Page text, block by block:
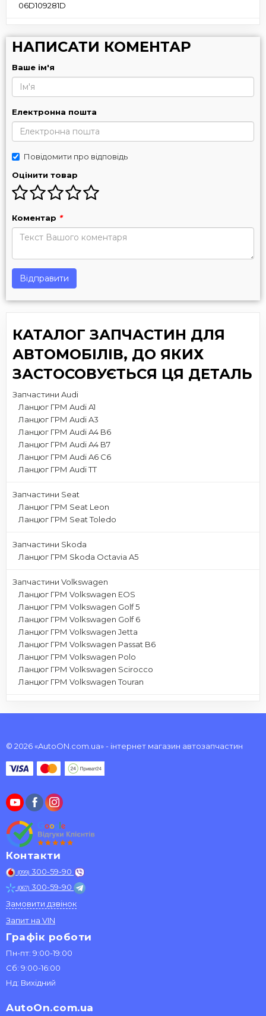
06D109281D
НАПИСАТИ КОМЕНТАР
Ваше ім'я
Електронна пошта
Повідомити про відповідь
Оцінити товар
Коментар *
Відправити
КАТАЛОГ ЗАПЧАСТИН ДЛЯ
АВТОМОБІЛІВ, ДО ЯКИХ
ЗАСТОСОВУЄТЬСЯ ЦЯ ДЕТАЛЬ
Запчастини Audi
Ланцюг ГРМ Audi A1
Ланцюг ГРМ Audi A3
Ланцюг ГРМ Audi A4 B6
Ланцюг ГРМ Audi A4 B7
Ланцюг ГРМ Audi A6 C6
Ланцюг ГРМ Audi TT
Запчастини Seat
Ланцюг ГРМ Seat Leon
Ланцюг ГРМ Seat Toledo
Запчастини Skoda
Ланцюг ГРМ Skoda Octavia A5
Запчастини Volkswagen
Ланцюг ГРМ Volkswagen EOS
Ланцюг ГРМ Volkswagen Golf 5
Ланцюг ГРМ Volkswagen Golf 6
Ланцюг ГРМ Volkswagen Jetta
Ланцюг ГРМ Volkswagen Passat B6
Ланцюг ГРМ Volkswagen Polo
Ланцюг ГРМ Volkswagen Scirocco
Ланцюг ГРМ Volkswagen Touran
© 2026 «AutoON.com.ua» - інтернет магазин автозапчастин
Контакти
(099) 300-59-90
(067) 300-59-90
Замовити дзвінок
Запит на VIN
Графік роботи
Пн-пт: 9:00-19:00
Сб: 9:00-16:00
Нд: Вихідний
AutoOn.com.ua